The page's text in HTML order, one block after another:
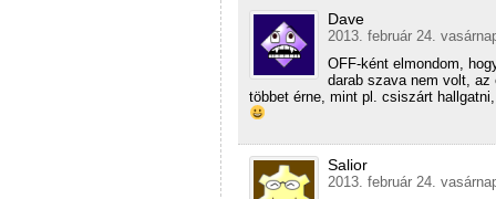
Dave
2013. február 24.
OFF-ként elmondom,
darab szava nem volt,
többet érne, mint pl. csiszárt
Salior
2013. február 24.